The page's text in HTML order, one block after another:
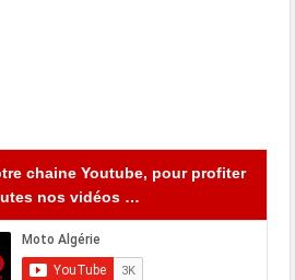
chaine Youtube, pour profiter
nos vidéos …